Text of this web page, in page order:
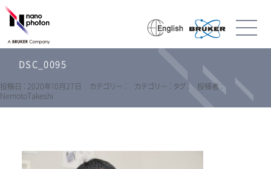
DSC_0095
投稿日 : 2020年10月27日 カテゴリー : カテゴリー : タグ :
投稿者 :
NemotoTakeshi